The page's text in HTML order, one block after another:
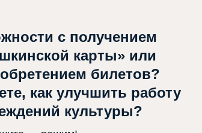
с получением
карты» или
билетов?
как улучшить работу
культуры?